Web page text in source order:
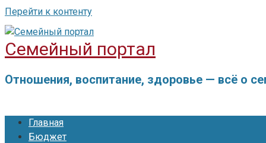
Перейти к контенту
Семейный портал
Отношения, воспитание, здоровье — всё о
Главная
Бюджет